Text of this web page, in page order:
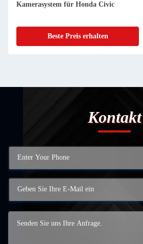
Kamerasystem für Honda Civic
Beste Preis erhalten
Kontakt